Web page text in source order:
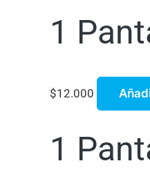
1
$12.000
1